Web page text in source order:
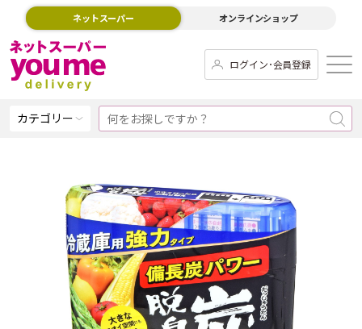
ネットスーパー オンラインショップ
ログイン･会員登録
カテゴリー